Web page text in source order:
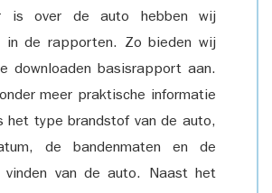
is over de auto hebben wij
in de rapporten. Zo bieden wij
downloaden basisrapport aan.
meer praktische informatie
het type brandstof van de auto,
de bandenmaten en de
vinden van de auto. Naast het